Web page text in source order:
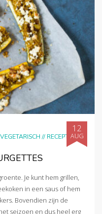
//RECEPTEN
12
AUG
Je kunt hem grillen,
in een saus of hem
Bovendien zijn de
seizoen en dus heel erg